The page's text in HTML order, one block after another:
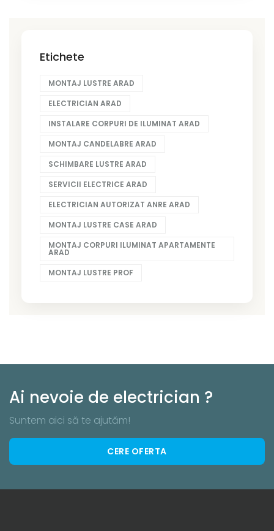
Etichete
MONTAJ LUSTRE ARAD
ELECTRICIAN ARAD
INSTALARE CORPURI DE ILUMINAT ARAD
MONTAJ CANDELABRE ARAD
SCHIMBARE LUSTRE ARAD
SERVICII ELECTRICE ARAD
ELECTRICIAN AUTORIZAT ANRE ARAD
MONTAJ LUSTRE CASE ARAD
MONTAJ CORPURI ILUMINAT APARTAMENTE
ARAD
MONTAJ LUSTRE PROF
Ai nevoie de electrician ?
Suntem aici să te ajutăm!
CERE OFERTA